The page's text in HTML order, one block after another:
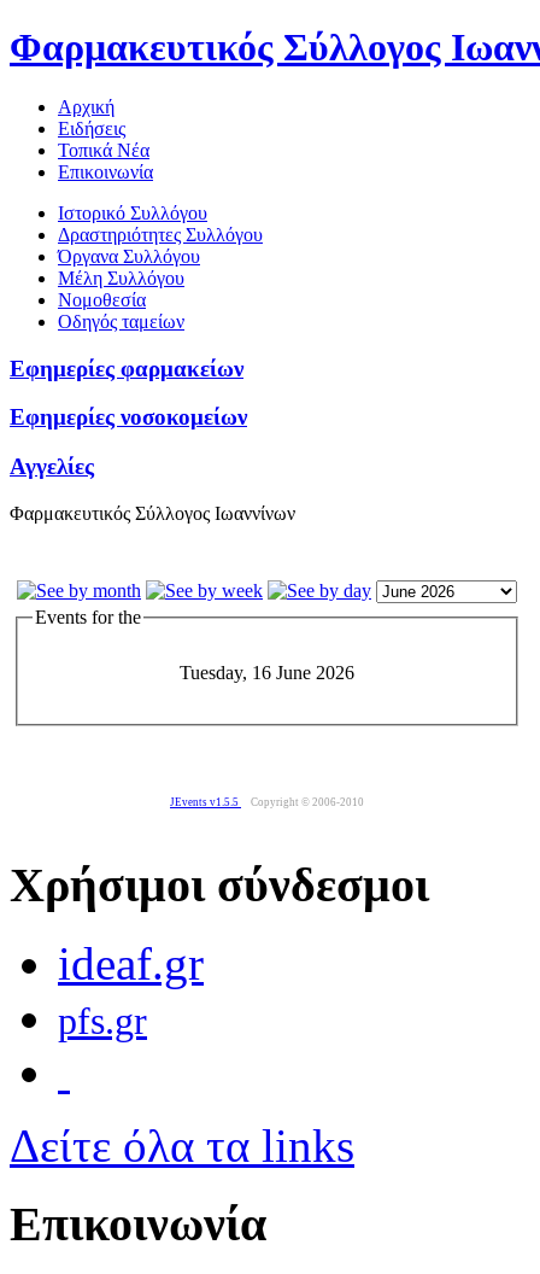
Φαρμακευτικός Σύλλογος
Αρχική
Ειδήσεις
Τοπικά Νέα
Επικοινωνία
Ιστορικό Συλλόγου
Δραστηριότητες Συλλόγου
Όργανα Συλλόγου
Μέλη Συλλόγου
Νομοθεσία
Οδηγός ταμείων
Εφημερίες φαρμακείων
Εφημερίες νοσοκομείων
Αγγελίες
Φαρμακευτικός Σύλλογος Ιωαννίνων
Events for the
Tuesday, 16 June 2026
JEvents v1.5.5 Copyright © 2006-2010
Χρήσιμοι σύνδεσμοι
ideaf.gr
pfs.gr
Δείτε όλα τα links
Επικοινωνία